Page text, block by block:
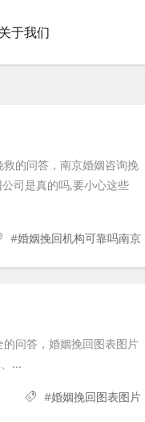
关于我们
的问答，南京婚姻咨询挽
司是真的吗,要小心这些
#婚姻挽回机构可靠吗南京
问答，婚姻挽回图表图片
...
#婚姻挽回图表图片